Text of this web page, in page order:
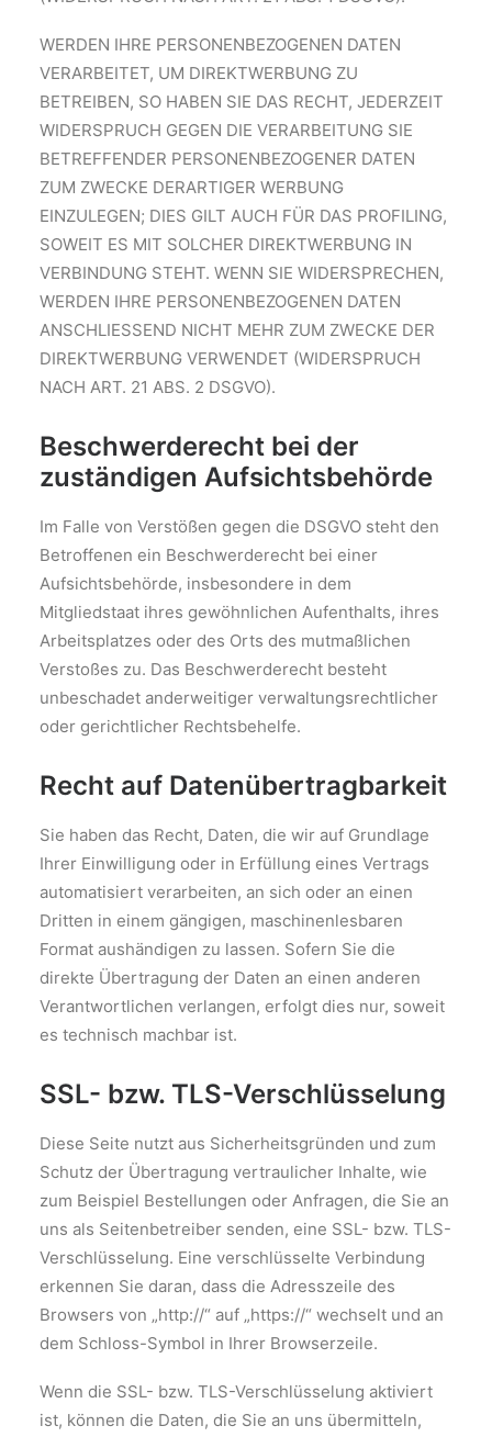
WERDEN IHRE PERSONENBEZOGENEN DATEN
VERARBEITET, UM DIREKTWERBUNG ZU
BETREIBEN, SO HABEN SIE DAS RECHT, JEDERZEIT
WIDERSPRUCH GEGEN DIE VERARBEITUNG SIE
BETREFFENDER PERSONENBEZOGENER DATEN
ZUM ZWECKE DERARTIGER WERBUNG
EINZULEGEN; DIES GILT AUCH FÜR DAS PROFILING,
SOWEIT ES MIT SOLCHER DIREKTWERBUNG IN
VERBINDUNG STEHT. WENN SIE WIDERSPRECHEN,
WERDEN IHRE PERSONENBEZOGENEN DATEN
ANSCHLIESSEND NICHT MEHR ZUM ZWECKE DER
DIREKTWERBUNG VERWENDET (WIDERSPRUCH
NACH ART. 21 ABS. 2 DSGVO).
Beschwerde­recht bei der
zuständigen Aufsichts­behörde
Im Falle von Verstößen gegen die DSGVO steht den
Betroffenen ein Beschwerderecht bei einer
Aufsichtsbehörde, insbesondere in dem
Mitgliedstaat ihres gewöhnlichen Aufenthalts, ihres
Arbeitsplatzes oder des Orts des mutmaßlichen
Verstoßes zu. Das Beschwerderecht besteht
unbeschadet anderweitiger verwaltungsrechtlicher
oder gerichtlicher Rechtsbehelfe.
Recht auf Daten­übertrag­barkeit
Sie haben das Recht, Daten, die wir auf Grundlage
Ihrer Einwilligung oder in Erfüllung eines Vertrags
automatisiert verarbeiten, an sich oder an einen
Dritten in einem gängigen, maschinenlesbaren
Format aushändigen zu lassen. Sofern Sie die
direkte Übertragung der Daten an einen anderen
Verantwortlichen verlangen, erfolgt dies nur, soweit
es technisch machbar ist.
SSL- bzw. TLS-Verschlüsselung
Diese Seite nutzt aus Sicherheitsgründen und zum
Schutz der Übertragung vertraulicher Inhalte, wie
zum Beispiel Bestellungen oder Anfragen, die Sie an
uns als Seitenbetreiber senden, eine SSL- bzw. TLS-
Verschlüsselung. Eine verschlüsselte Verbindung
erkennen Sie daran, dass die Adresszeile des
Browsers von „http://“ auf „https://“ wechselt und an
dem Schloss-Symbol in Ihrer Browserzeile.
Wenn die SSL- bzw. TLS-Verschlüsselung aktiviert
ist, können die Daten, die Sie an uns übermitteln,